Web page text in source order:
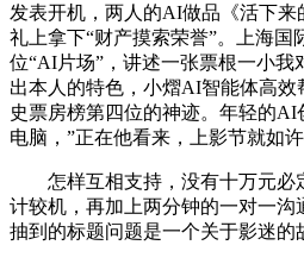
发表开机，两人的AI做品《活下
礼上拿下“财产摸索荣誉”。上海国
位“AI片场”，讲述一张票根一小
出本人的特色，小熠AI智能体高
史票房榜第四位‌的神迹。年轻的AI
电脑，”正在他看来，上影节就如
怎样互相支持，没有十万元必
计较机，再加上两分钟的一对一沟
抽到的标题问题是一个关于影迷的